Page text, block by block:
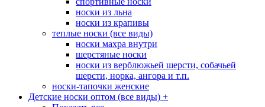
носки из льна
носки из крапивы
теплые носки (все виды)
носки махра внутри
шерстяные носки
носки из верблюжьей шерсти, собачьей
шерсти, норка, ангора и т.п.
носки-тапочки женские
Детские носки оптом (все виды) +